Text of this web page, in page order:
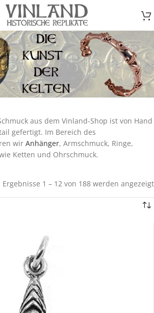
aus dem Vinland-Shop ist von Hand
gefertigt. Im Bereich des
wir Anhänger, Armschmuck, Ringe,
Ketten und Ohrschmuck.
Ergebnisse 1 – 12 von 188 werden angezeigt